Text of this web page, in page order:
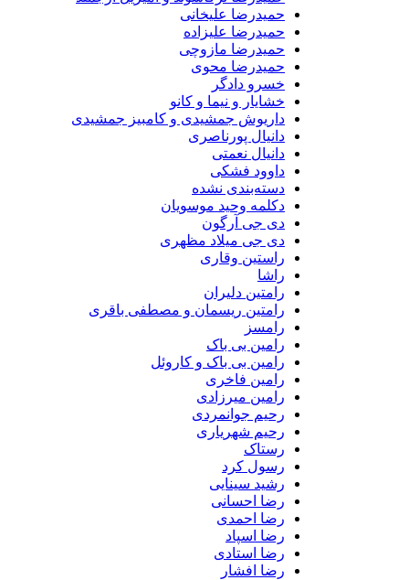
حمیدرضا علیخانی
حمیدرضا علیزاده
حمیدرضا مازوچی
حمیدرضا محوی
خسرو دادگر
خشایار و نیما و کانو
داریوش جمشیدی و کامبیز جمشیدی
دانیال پورناصری
دانیال نعمتی
داوود فشکی
دسته‌بندی نشده
دکلمه وحید موسویان
دی جی آرگون
دی جی میلاد مظهری
راستین وقاری
راشا
رامتین دلیران
رامتین ریسمان و مصطفی باقری
رامسز
رامین بی باک
رامین بی باک و کاروئل
رامین فاخری
رامین میرزادی
رحیم جوانمردی
رحیم شهریاری
رستاک
رسول کرد
رشید سینایی
رضا احسانی
رضا احمدی
رضا اسپاد
رضا استادی
رضا افشار